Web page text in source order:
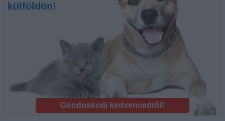
külföldön!
Gondoskodj kedvencedről!